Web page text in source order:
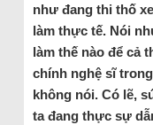
như đang thi thố
làm thực tế. Nói
làm thế nào để cả
chính nghệ sĩ
không nói. Có lẽ,
ta đang thực sự